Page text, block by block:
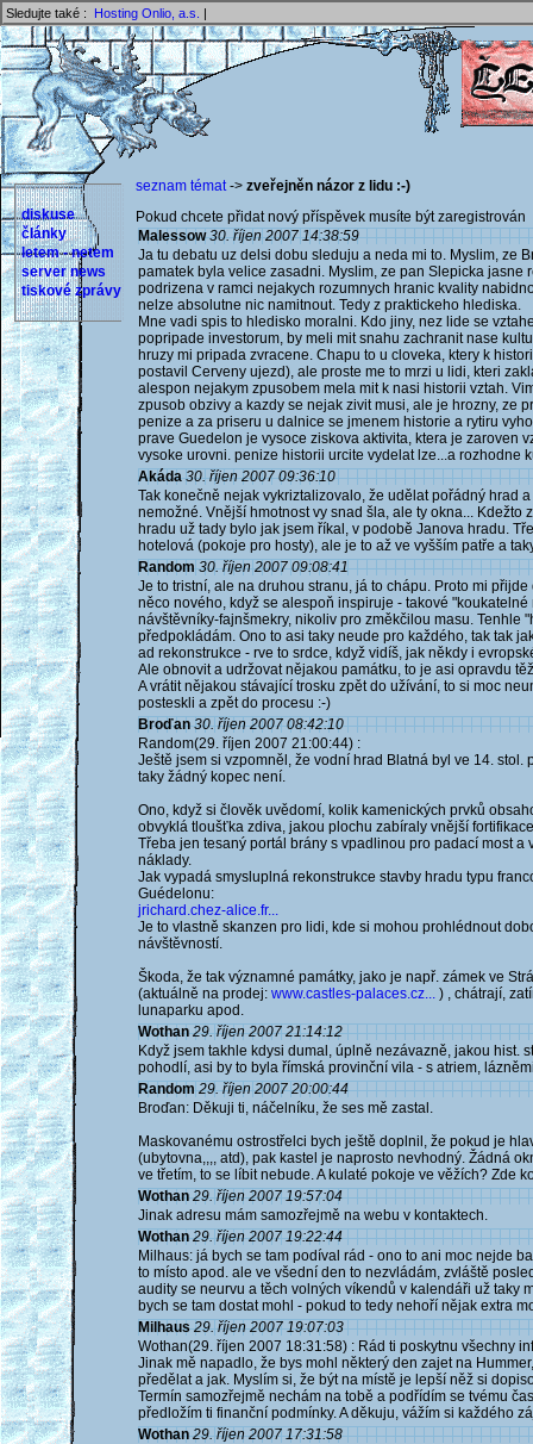
Sledujte také : Hosting Onlio, a.s. |
diskuse
články
letem - netem
server news
tiskové zprávy
seznam témat-> zveřejněn názor z lidu :-)
Pokud chcete přidat nový příspěvek musíte být
Malessow 30. říjen 2007 14:38:59
Ja tu debatu uz delsi dobu sleduju a neda mi to. Myslim, ze
pamatek byla velice zasadni. Myslim, ze pan Slepicka
podrizena v ramci nejakych rozumnych hranic kvality
nelze absolutne nic namitnout. Tedy z praktickeho hlediska.
Mne vadi spis to hledisko moralni. Kdo jiny, nez lide se
popripade investorum, by meli mit snahu zachranit nase
hruzy mi pripada zvracene. Chapu to u cloveka, ktery k
postavil Cerveny ujezd), ale proste me to mrzi u lidi, kteri
alespon nejakym zpusobem mela mit k nasi historii vztah.
zpusob obzivy a kazdy se nejak zivit musi, ale je hrozny, ze
penize a za priseru u dalnice se jmenem historie a rytiru
prave Guedelon je vysoce ziskova aktivita, ktera je zaroven
vysoke urovni. penize historii urcite vydelat lze...a rozhodne
Akáda 30. říjen 2007 09:36:10
Tak konečně nejak vykriztalizovalo, že udělat pořádný hrad
nemožné. Vnější hmotnost vy snad šla, ale ty okna... Kdežto
hradu už tady bylo jak jsem říkal, v podobě Janova hradu.
hotelová (pokoje pro hosty), ale je to až ve vyšším patře a
Random 30. říjen 2007 09:08:41
Je to tristní, ale na druhou stranu, já to chápu. Proto mi
něco nového, když se alespoň inspiruje - takové
návštěvníky-fajnšmekry, nikoliv pro změkčilou masu. Tenhle
předpokládám. Ono to asi taky neude pro každého, tak tak
ad rekonstrukce - rve to srdce, když vidíš, jak někdy i
Ale obnovit a udržovat nějakou památku, to je asi opravdu
A vrátit nějakou stávající trosku zpět do užívání, to si moc
posteskli a zpět do procesu :-)
Broďan 30. říjen 2007 08:42:10
Random(29. říjen 2007 21:00:44) :
Ještě jsem si vzpomněl, že vodní hrad Blatná byl ve 14. stol.
taky žádný kopec není.
Ono, když si člověk uvědomí, kolik kamenických prvků
obvyklá tloušťka zdiva, jakou plochu zabíraly vnější
Třeba jen tesaný portál brány s vpadlinou pro padací most
náklady.
Jak vypadá smysluplná rekonstrukce stavby hradu typu
Guédelonu:
jrichard.chez-alice.fr...
Je to vlastně skanzen pro lidi, kde si mohou prohlédnout
návštěvností.
Škoda, že tak významné památky, jako je např. zámek ve
(aktuálně na prodej: www.castles-palaces.cz... ) , chátrají,
lunaparku apod.
Wothan 29. říjen 2007 21:14:12
Když jsem takhle kdysi dumal, úplně nezávazně, jakou hist.
pohodlí, asi by to byla římská provinční vila - s atriem,
Random 29. říjen 2007 20:00:44
Broďan: Děkuji ti, náčelníku, že ses mě zastal.
Maskovanému ostrostřelci bych ještě doplnil, že pokud je
(ubytovna,,,, atd), pak kastel je naprosto nevhodný. Žádná
ve třetím, to se líbit nebude. A kulaté pokoje ve věžích? Zde
Wothan 29. říjen 2007 19:57:04
Jinak adresu mám samozřejmě na webu v kontaktech.
Wothan 29. říjen 2007 19:22:44
Milhaus: já bych se tam podíval rád - ono to ani moc nejde
to místo apod. ale ve všední den to nezvládám, zvláště
audity se neurvu a těch volných víkendů v kalendáři už taky
bych se tam dostat mohl - pokud to tedy nehoří nějak extra
Milhaus 29. říjen 2007 19:07:03
Wothan(29. říjen 2007 18:31:58) : Rád ti poskytnu všechny
Jinak mě napadlo, že bys mohl některý den zajet na
předělat a jak. Myslím si, že být na místě je lepší něž si
Termín samozřejmě nechám na tobě a podřídím se tvému
předložím ti finanční podmínky. A děkuju, vážím si každého
Wothan 29. říjen 2007 17:31:58